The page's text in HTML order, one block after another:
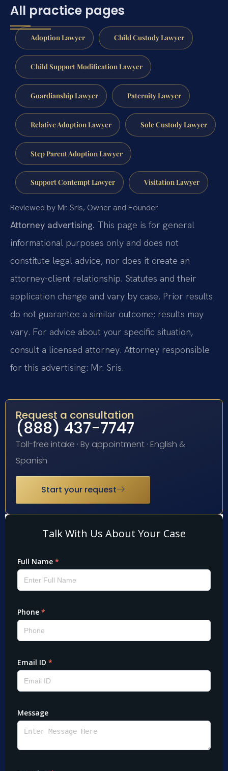
All practice pages
Adoption Lawyer Child Custody Lawyer
Child Support Modification Lawyer
Guardianship Lawyer Paternity Lawyer
Relative Adoption Lawyer Sole Custody Lawyer
Step Parent Adoption Lawyer
Support Contempt Lawyer Visitation Lawyer
Reviewed by Mr. Sris, Owner and Founder.
Attorney advertising. This page is for general
informational purposes only and does not
constitute legal advice, nor does it create an
attorney-client relationship. Statutes and their
application change and vary by case. Prior results
do not guarantee a similar outcome; results may
vary. For advice about your specific situation,
consult a licensed attorney. Attorney responsible
for this advertising: Mr. Sris.
Request a consultation
(888) 437-7747
Toll-free intake · By appointment · English &
Spanish
Start your request